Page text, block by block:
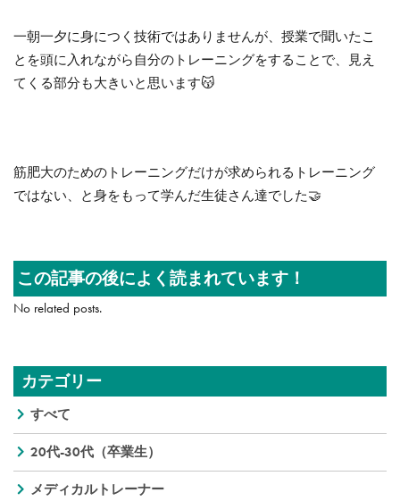
一朝一夕に身につく技術ではありませんが、授業で聞いたこ
とを頭に入れながら自分のトレーニングをすることで、見え
てくる部分も大きいと思います😽
筋肥大のためのトレーニングだけが求められるトレーニング
ではない、と身をもって学んだ生徒さん達でした🤝
この記事の後によく読まれています！
No related posts.
カテゴリー
すべて
20代-30代（卒業生）
メディカルトレーナー